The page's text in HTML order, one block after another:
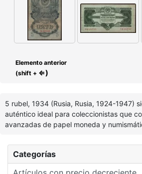
Categorías
Elemento anterior
(shift + ⇐)
5 rubel, 1934 (Rusia, Rusia, 1924-1947)
auténtico ideal para coleccionistas que
avanzadas de papel moneda y